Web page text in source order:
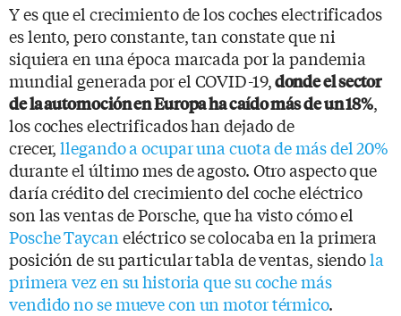
Y es que el crecimiento de los coches electrificados
es lento, pero constante, tan constate que ni
siquiera en una época marcada por la pandemia
mundial generada por el COVID-19,donde el sector
de la automoción en Europa ha caído más de un 18%,
los coches electrificados han dejado de
crecer,llegando a ocupar una cuota de más del 20%
durante el último mes de agosto. Otro aspecto que
daría crédito del crecimiento del coche eléctrico
son las ventas de Porsche, que ha visto cómo el
Posche Taycaneléctrico se colocaba en la primera
posición de su particular tabla de ventas, siendola
primera vez en su historia que su coche más
vendido no se mueve con un motor térmico.